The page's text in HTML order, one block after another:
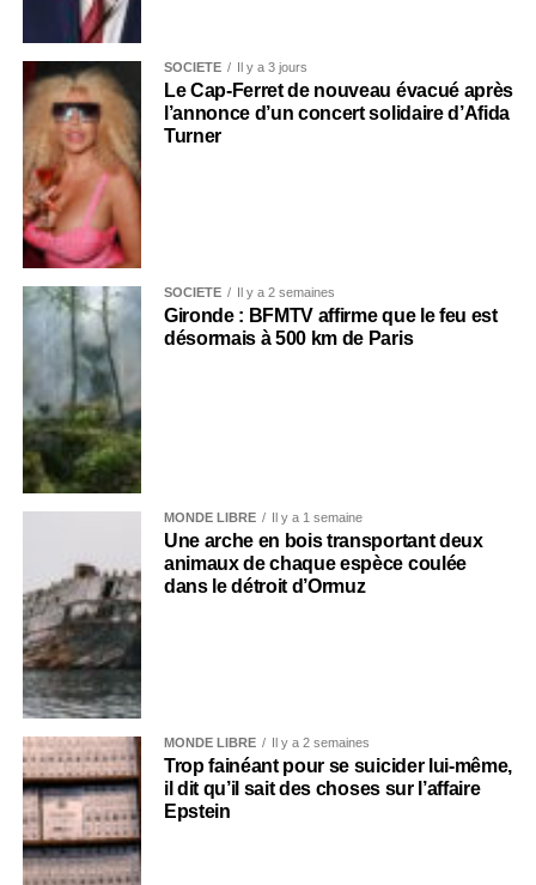
SOCIÉTÉ Il y a 3 jours
Le Cap-Ferret de nouveau évacué après
l’annonce d’un concert solidaire d’Afida
Turner
SOCIÉTÉ Il y a 2 semaines
Gironde : BFMTV affirme que le feu est
désormais à 500 km de Paris
MONDE LIBRE Il y a 1 semaine
Une arche en bois transportant deux
animaux de chaque espèce coulée
dans le détroit d’Ormuz
MONDE LIBRE Il y a 2 semaines
Trop fainéant pour se suicider lui-même,
il dit qu’il sait des choses sur l’affaire
Epstein